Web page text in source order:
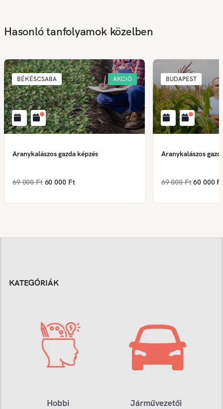
Hasonló tanfolyamok közelben
BÉKÉSCSABA AKCIÓ
Aranykalászos gazda képzés
69 000 Ft 60 000 Ft
BUDAPEST
Aranykalászos
69 000 Ft 60 000
KATEGÓRIÁK
Hobbi Járművezetői